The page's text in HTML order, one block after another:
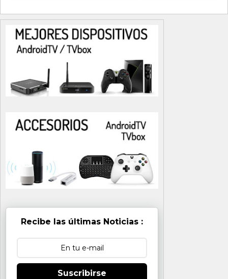
Recibe las últimas Noticias :
Suscribirse